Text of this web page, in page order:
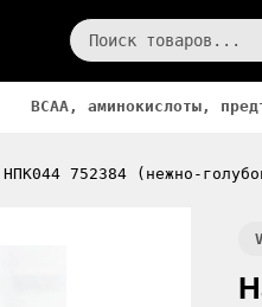
BCAA, аминокислоты,
752384 (нежно-